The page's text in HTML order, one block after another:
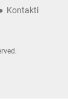
Kontakti